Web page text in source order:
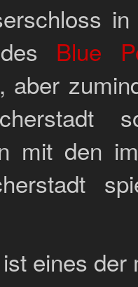
Blue
aber
mit den
eines